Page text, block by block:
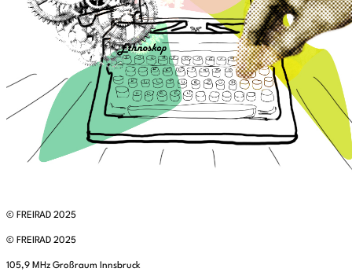
© FREIRAD 2025
© FREIRAD 2025
105,9 MHz Großraum Innsbruck